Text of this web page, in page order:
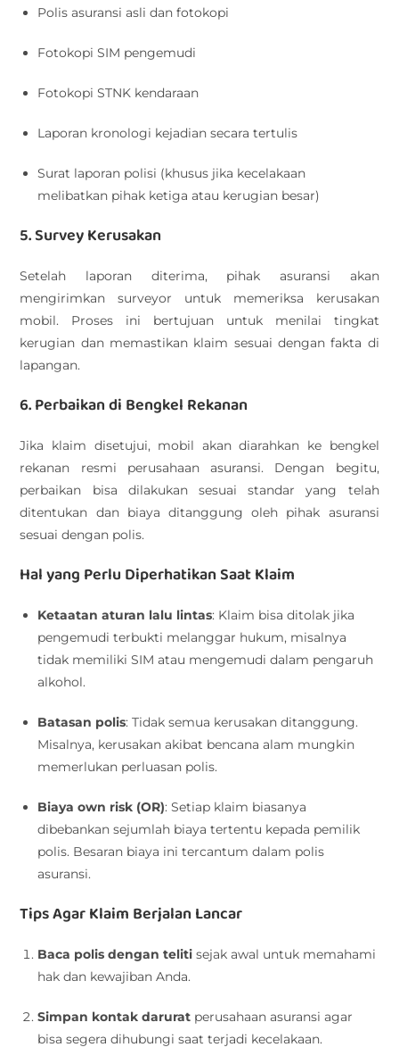
Polis asuransi asli dan fotokopi
Fotokopi SIM pengemudi
Fotokopi STNK kendaraan
Laporan kronologi kejadian secara tertulis
Surat laporan polisi (khusus jika kecelakaan
melibatkan pihak ketiga atau kerugian besar)
5. Survey Kerusakan
Setelah laporan diterima, pihak asuransi akan
mengirimkan surveyor untuk memeriksa kerusakan
mobil. Proses ini bertujuan untuk menilai tingkat
kerugian dan memastikan klaim sesuai dengan fakta di
lapangan.
6. Perbaikan di Bengkel Rekanan
Jika klaim disetujui, mobil akan diarahkan ke bengkel
rekanan resmi perusahaan asuransi. Dengan begitu,
perbaikan bisa dilakukan sesuai standar yang telah
ditentukan dan biaya ditanggung oleh pihak asuransi
sesuai dengan polis.
Hal yang Perlu Diperhatikan Saat Klaim
Ketaatan aturan lalu lintas: Klaim bisa ditolak jika
pengemudi terbukti melanggar hukum, misalnya
tidak memiliki SIM atau mengemudi dalam pengaruh
alkohol.
Batasan polis: Tidak semua kerusakan ditanggung.
Misalnya, kerusakan akibat bencana alam mungkin
memerlukan perluasan polis.
Biaya own risk (OR): Setiap klaim biasanya
dibebankan sejumlah biaya tertentu kepada pemilik
polis. Besaran biaya ini tercantum dalam polis
asuransi.
Tips Agar Klaim Berjalan Lancar
Baca polis dengan teliti sejak awal untuk memahami
hak dan kewajiban Anda.
Simpan kontak darurat perusahaan asuransi agar
bisa segera dihubungi saat terjadi kecelakaan.